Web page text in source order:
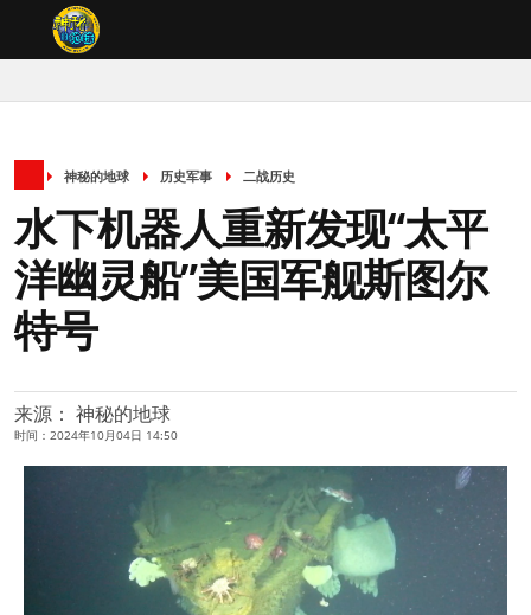
神秘的地球 历史军事 二战历史
水下机器人重新发现“太平
洋幽灵船”美国军舰斯图尔
特号
来源： 神秘的地球
时间：2024年10月04日 14:50